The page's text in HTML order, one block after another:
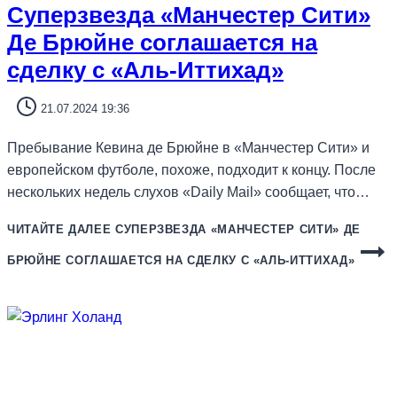
Суперзвезда «Манчестер Сити»
Де Брюйне соглашается на
сделку с «Аль-Иттихад»
21.07.2024 19:36
Пребывание Кевина де Брюйне в «Манчестер Сити» и
европейском футболе, похоже, подходит к концу. После
нескольких недель слухов «Daily Mail» сообщает, что…
ЧИТАЙТЕ ДАЛЕЕ СУПЕРЗВЕЗДА «МАНЧЕСТЕР СИТИ» ДЕ
БРЮЙНЕ СОГЛАШАЕТСЯ НА СДЕЛКУ С «АЛЬ-ИТТИХАД»